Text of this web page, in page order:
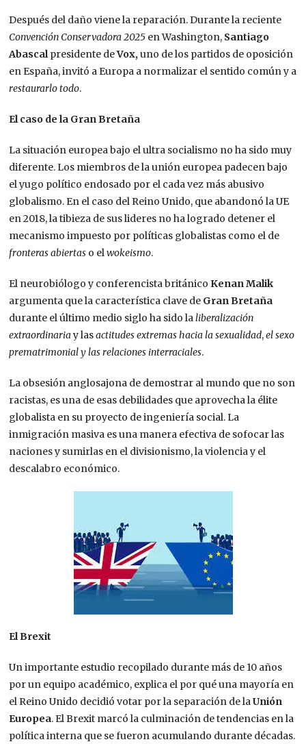
Después del daño viene la reparación. Durante la reciente
Convención Conservadora 2025 en Washington, Santiago
Abascalpresidente deVox,uno de los partidos de oposición
en España, invitó a Europa a normalizar el sentido común y a
restaurarlo todo.
El caso de la Gran Bretaña
La situación europea bajo el ultra socialismo no ha sido muy
diferente. Los miembros de la unión europea padecen bajo
el yugo político endosado por el cada vez más abusivo
globalismo. En el caso del Reino Unido, que abandonó la UE
en 2018, la tibieza de sus lideres no ha logrado detener el
mecanismo impuesto por políticas globalistas como el de
fronteras abiertas o elwokeismo.
El neurobiólogo y conferencista británico Kenan Malik
argumenta que la característica clave de Gran Bretaña
durante el último medio siglo ha sido laliberalización
extraordinariay lasactitudes extremas hacia la sexualidad,el sexo
prematrimonial y las relaciones interraciales.
La obsesión anglosajona de demostrar al mundo que no son
racistas, es una de esas debilidades que aprovecha la élite
globalista en su proyecto de ingeniería social. La
inmigración masiva es una manera efectiva de sofocar las
naciones y sumirlas en el divisionismo, la violencia y el
descalabro económico.
El Brexit
Un importante estudio recopilado durante más de 10 años
por un equipo académico, explica el por qué una mayoría en
el Reino Unido decidió votar por la separación de laUnión
Europea. El Brexit marcó la culminación de tendencias en la
política interna que se fueron acumulando durante décadas.